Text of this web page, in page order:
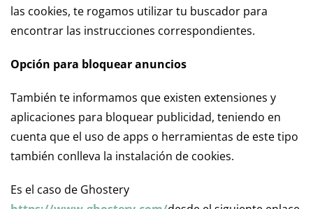
las cookies, te rogamos utilizar tu buscador para
encontrar las instrucciones correspondientes.
Opción para bloquear anuncios
También te informamos que existen extensiones y
aplicaciones para bloquear publicidad, teniendo en
cuenta que el uso de apps o herramientas de este tipo
también conlleva la instalación de cookies.
Es el caso de Ghostery